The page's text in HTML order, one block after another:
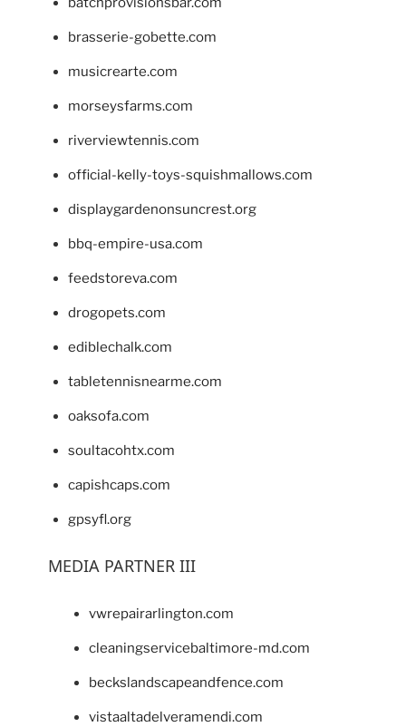
brasserie-gobette.com
musicrearte.com
morseysfarms.com
riverviewtennis.com
official-kelly-toys-squishmallows.com
displaygardenonsuncrest.org
bbq-empire-usa.com
feedstoreva.com
drogopets.com
ediblechalk.com
tabletennisnearme.com
oaksofa.com
soultacohtx.com
capishcaps.com
gpsyfl.org
MEDIA PARTNER III
vwrepairarlington.com
cleaningservicebaltimore-md.com
beckslandscapeandfence.com
vistaaltadelveramendi.com